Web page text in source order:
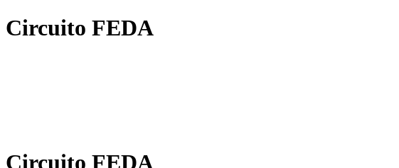
Circuito FEDA
Circuito FEDA